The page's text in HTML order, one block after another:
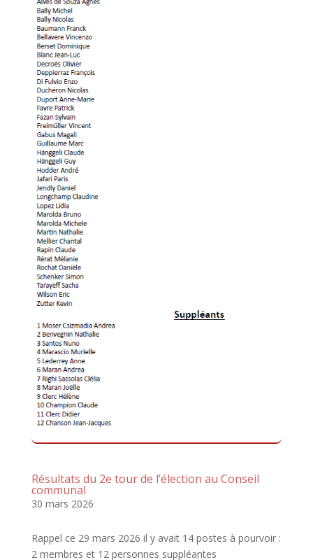
Résultats du 2e tour de l’élection au Conseil
communal
30 mars 2026
Rappel ce 29 mars 2026 il y avait 14 postes à pourvoir :
2 membres et 12 personnes suppléantes